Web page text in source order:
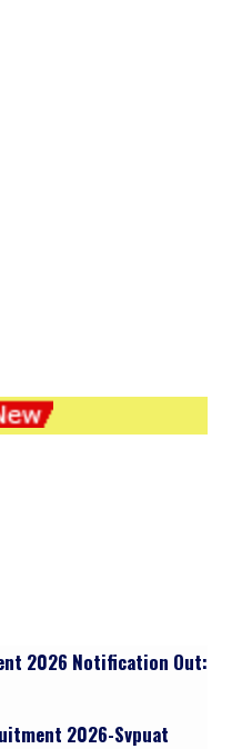
2026 Notification Out:
2026-Svpuat